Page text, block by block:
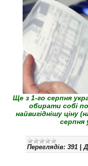
Ще з 1-го серпня
обирати собі
найвигіднішу ціну
Переглядів: 391